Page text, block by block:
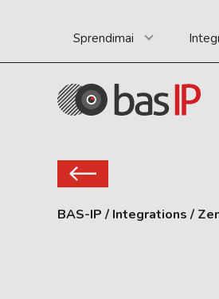
Sprendimai
BAS-IP / Integrations /